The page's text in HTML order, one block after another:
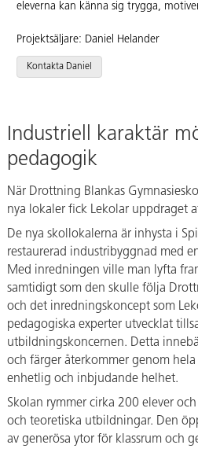
eleverna kan känna sig trygga,
Projektsäljare: Daniel Helander
Kontakta Daniel
Industriell karaktär
pedagogik
När Drottning Blankas
nya lokaler fick Lekolar uppdraget
De nya skollokalerna är inhysta i
restaurerad industribyggnad med
Med inredningen ville man lyfta
samtidigt som den skulle följa
och det inredningskoncept som
pedagogiska experter utvecklat
utbildningskoncernen. Detta
och färger återkommer genom
enhetlig och inbjudande helhet.
Skolan rymmer cirka 200 elever
och teoretiska utbildningar. Den
av generösa ytor för klassrum och